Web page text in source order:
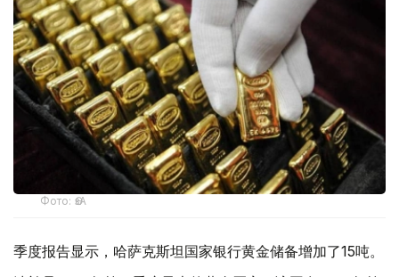
Фото: ӨзА
季度报告显示，哈萨克斯坦国家银行黄金储备增加了15吨。